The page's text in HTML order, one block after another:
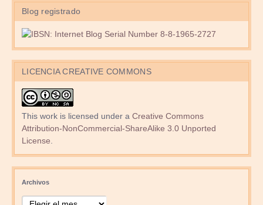
Blog registrado
LICENCIA CREATIVE COMMONS
This work is licensed under a Creative Commons
Attribution-NonCommercial-ShareAlike 3.0 Unported
License
Archivos